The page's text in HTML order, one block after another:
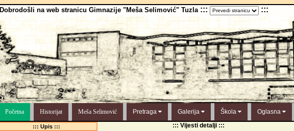
Dobrodošli na web stranicu Gimnazije "Meša Selimović" Tuzla ::: :::
Početna Historijat Meša Selimović Pretraga Galerija Škola Oglasna
::: Upis :::
::: Vijesti detalji :::